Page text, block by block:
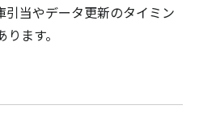
引当やデータ更新のタイミン
ます。